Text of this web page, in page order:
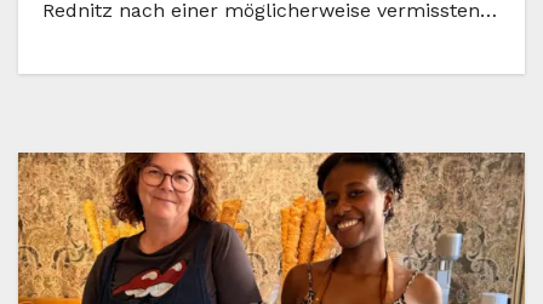
Rednitz nach einer möglicherweise vermissten…